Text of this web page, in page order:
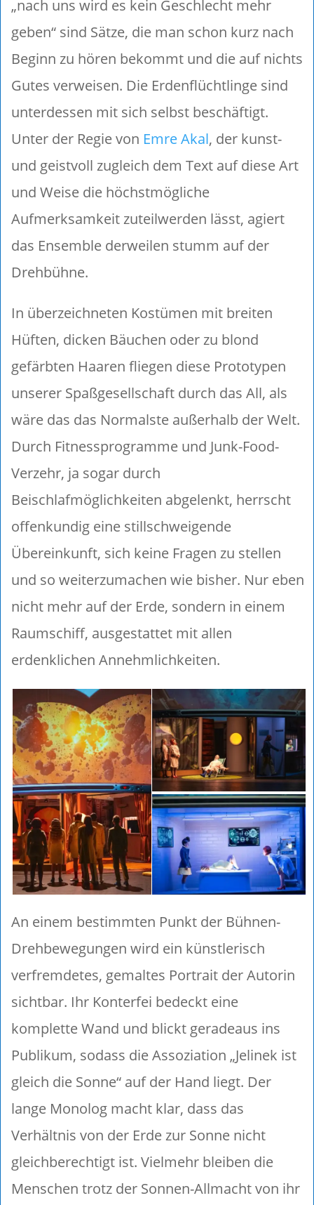
„nach uns wird es kein Geschlecht mehr
geben“ sind Sätze, die man schon kurz nach
Beginn zu hören bekommt und die auf nichts
Gutes verweisen. Die Erdenflüchtlinge sind
unterdessen mit sich selbst beschäftigt.
Unter der Regie von Emre Akal, der kunst-
und geistvoll zugleich dem Text auf diese Art
und Weise die höchstmögliche
Aufmerksamkeit zuteilwerden lässt, agiert
das Ensemble derweilen stumm auf der
Drehbühne.
In überzeichneten Kostümen mit breiten
Hüften, dicken Bäuchen oder zu blond
gefärbten Haaren fliegen diese Prototypen
unserer Spaßgesellschaft durch das All, als
wäre das das Normalste außerhalb der Welt.
Durch Fitnessprogramme und Junk-Food-
Verzehr, ja sogar durch
Beischlafmöglichkeiten abgelenkt, herrscht
offenkundig eine stillschweigende
Übereinkunft, sich keine Fragen zu stellen
und so weiterzumachen wie bisher. Nur eben
nicht mehr auf der Erde, sondern in einem
Raumschiff, ausgestattet mit allen
erdenklichen Annehmlichkeiten.
An einem bestimmten Punkt der Bühnen-
Drehbewegungen wird ein künstlerisch
verfremdetes, gemaltes Portrait der Autorin
sichtbar. Ihr Konterfei bedeckt eine
komplette Wand und blickt geradeaus ins
Publikum, sodass die Assoziation „Jelinek ist
gleich die Sonne“ auf der Hand liegt. Der
lange Monolog macht klar, dass das
Verhältnis von der Erde zur Sonne nicht
gleichberechtigt ist. Vielmehr bleiben die
Menschen trotz der Sonnen-Allmacht von ihr